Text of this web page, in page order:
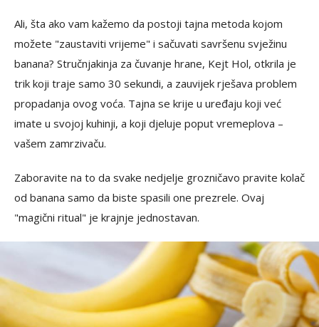
Ali, šta ako vam kažemo da postoji tajna metoda kojom
možete "zaustaviti vrijeme" i sačuvati savršenu svježinu
banana? Stručnjakinja za čuvanje hrane, Kejt Hol, otkrila je
trik koji traje samo 30 sekundi, a zauvijek rješava problem
propadanja ovog voća. Tajna se krije u uređaju koji već
imate u svojoj kuhinji, a koji djeluje poput vremeplova –
vašem zamrzivaču.
Zaboravite na to da svake nedjelje grozničavo pravite kolač
od banana samo da biste spasili one prezrele. Ovaj
"magični ritual" je krajnje jednostavan.